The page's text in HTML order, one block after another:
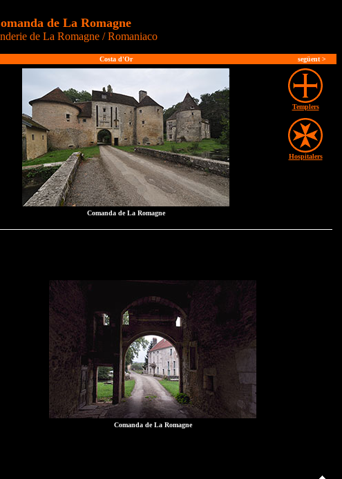
de La Romagne
de La Romagne / Romaniaco
Costa d'Or
següent >
Comanda de La Romagne
Templers
Hospitalers
Comanda de La Romagne